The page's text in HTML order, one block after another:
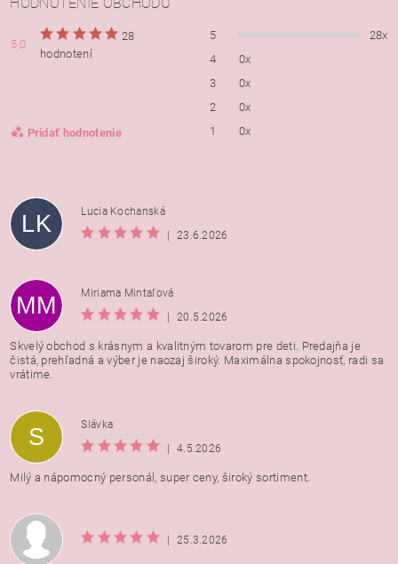
5,0
28
hodnotení
Pridať hodnotenie
5
28x
4
0x
3
0x
2
0x
1
0x
Vložením hodnotenie súhlasíte s
osobných údajov
LK
Lucia Kochanská
|
23.6.2026
MM
Miriama Mintaľová
|
20.5.2026
Skvelý obchod s krásnym a kvalitným tovarom pre deti. Predajňa je
čistá, prehľadná a výber je naozaj široký. Maximálna spokojnosť, radi sa
vrátime.
S
Slávka
|
4.5.2026
Milý a nápomocný personál, super ceny, široký sortiment.
| 25.3.2026